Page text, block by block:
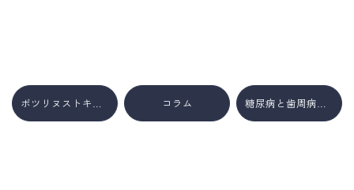
ボツリヌストキシン注射 コラム 糖尿病と歯周病の関係性